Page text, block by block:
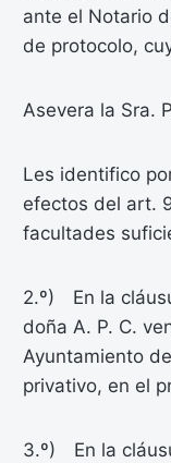
ante el Notario
de protocolo,
Asevera la Sra.
Les identifico
efectos del art.
facultades
2.º) En la
doña A. P. C.
Ayuntamiento
privativo, en el
3.º) En la